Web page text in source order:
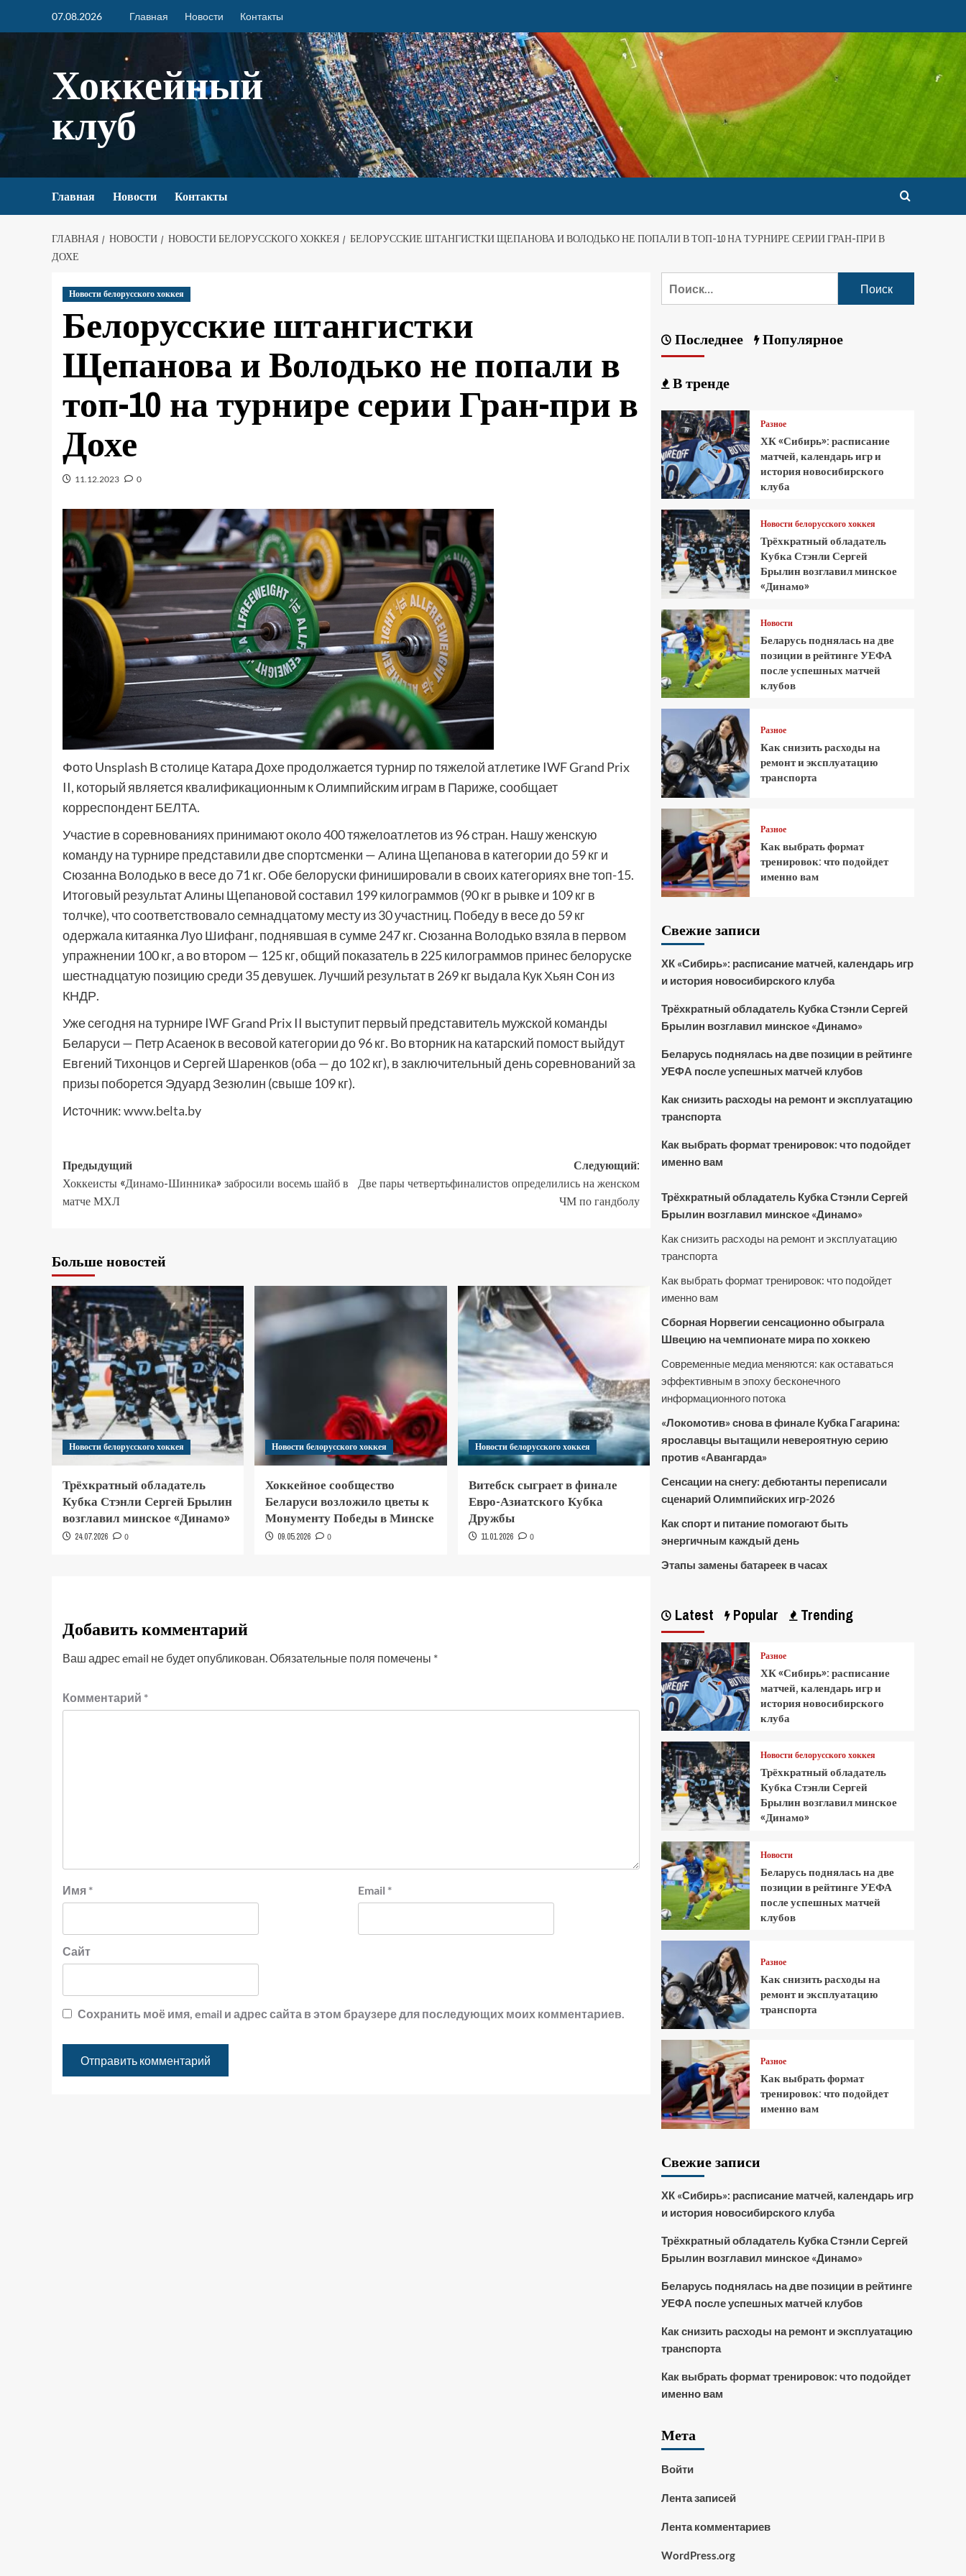
07.08.2026 Главная Новости Контакты
Хоккейный
клуб
Главная Новости Контакты
ГЛАВНАЯ НОВОСТИ НОВОСТИ БЕЛОРУССКОГО ХОККЕЯ
БЕЛОРУССКИЕ ШТАНГИСТКИ ЩЕПАНОВА И ВОЛОДЬКО НЕ ПОПАЛИ В ТОП-10 НА ТУРНИРЕ СЕРИИ ГРАН-ПРИ В
ДОХЕ
Новости белорусского хоккея
Белорусские штангистки
Щепанова и Володько не попали в
топ-10 на турнире серии Гран-при в
Дохе
11.12.2023 0
Фото Unsplash В столице Катара Дохе продолжается турнир по тяжелой атлетике IWF Grand Prix
II, который является квалификационным к Олимпийским играм в Париже, сообщает
корреспондент БЕЛТА.
Участие в соревнованиях принимают около 400 тяжелоатлетов из 96 стран. Нашу женскую
команду на турнире представили две спортсменки — Алина Щепанова в категории до 59 кг и
Сюзанна Володько в весе до 71 кг. Обе белоруски финишировали в своих категориях вне топ-15.
Итоговый результат Алины Щепановой составил 199 килограммов (90 кг в рывке и 109 кг в
толчке), что соответствовало семнадцатому месту из 30 участниц. Победу в весе до 59 кг
одержала китаянка Луо Шифанг, поднявшая в сумме 247 кг. Сюзанна Володько взяла в первом
упражнении 100 кг, а во втором — 125 кг, общий показатель в 225 килограммов принес белоруске
шестнадцатую позицию среди 35 девушек. Лучший результат в 269 кг выдала Кук Хьян Сон из
КНДР.
Уже сегодня на турнире IWF Grand Prix II выступит первый представитель мужской команды
Беларуси — Петр Асаенок в весовой категории до 96 кг. Во вторник на катарский помост выйдут
Евгений Тихонцов и Сергей Шаренков (оба — до 102 кг), в заключительный день соревнований за
призы поборется Эдуард Зезюлин (свыше 109 кг).
Источник:www.belta.by
Предыдущий
Хоккеисты «Динамо-Шинника» забросили восемь шайб в
матче МХЛ
Следующий:
Две пары четвертьфиналистов определились на женском
ЧМ по гандболу
Больше новостей
Новости белорусского хоккея
Трёхкратный обладатель
Кубка Стэнли Сергей Брылин
возглавил минское «Динамо»
24.07.2026 0
Новости белорусского хоккея
Хоккейное сообщество
Беларуси возложило цветы к
Монументу Победы в Минске
09.05.2026 0
Новости белорусского хоккея
Витебск сыграет в финале
Евро-Азиатского Кубка
Дружбы
11.01.2026 0
Добавить комментарий
Ваш адрес email не будет опубликован.Обязательные поля помечены *
Комментарий *
Имя * Email *
Сайт
Сохранить моё имя, email и адрес сайта в этом браузере для последующих моих комментариев.
Последнее Популярное
В тренде
Разное
ХК «Сибирь»: расписание
матчей, календарь игр и
история новосибирского
клуба
Новости белорусского хоккея
Трёхкратный обладатель
Кубка Стэнли Сергей
Брылин возглавил минское
«Динамо»
Новости
Беларусь поднялась на две
позиции в рейтинге УЕФА
после успешных матчей
клубов
Разное
Как снизить расходы на
ремонт и эксплуатацию
транспорта
Разное
Как выбрать формат
тренировок: что подойдет
именно вам
Свежие записи
ХК «Сибирь»: расписание матчей, календарь игр
и история новосибирского клуба
Трёхкратный обладатель Кубка Стэнли Сергей
Брылин возглавил минское «Динамо»
Беларусь поднялась на две позиции в рейтинге
УЕФА после успешных матчей клубов
Как снизить расходы на ремонт и эксплуатацию
транспорта
Как выбрать формат тренировок: что подойдет
именно вам
Трёхкратный обладатель Кубка Стэнли Сергей
Брылин возглавил минское «Динамо»
Как снизить расходы на ремонт и эксплуатацию
транспорта
Как выбрать формат тренировок: что подойдет
именно вам
Сборная Норвегии сенсационно обыграла
Швецию на чемпионате мира по хоккею
Современные медиа меняются: как оставаться
эффективным в эпоху бесконечного
информационного потока
«Локомотив» снова в финале Кубка Гагарина:
ярославцы вытащили невероятную серию
против «Авангарда»
Сенсации на снегу: дебютанты переписали
сценарий Олимпийских игр-2026
Как спорт и питание помогают быть
энергичным каждый день
Этапы замены батареек в часах
Latest Popular Trending
Разное
ХК «Сибирь»: расписание
матчей, календарь игр и
история новосибирского
клуба
Новости белорусского хоккея
Трёхкратный обладатель
Кубка Стэнли Сергей
Брылин возглавил минское
«Динамо»
Новости
Беларусь поднялась на две
позиции в рейтинге УЕФА
после успешных матчей
клубов
Разное
Как снизить расходы на
ремонт и эксплуатацию
транспорта
Разное
Как выбрать формат
тренировок: что подойдет
именно вам
Свежие записи
ХК «Сибирь»: расписание матчей, календарь игр
и история новосибирского клуба
Трёхкратный обладатель Кубка Стэнли Сергей
Брылин возглавил минское «Динамо»
Беларусь поднялась на две позиции в рейтинге
УЕФА после успешных матчей клубов
Как снизить расходы на ремонт и эксплуатацию
транспорта
Как выбрать формат тренировок: что подойдет
именно вам
Мета
Войти
Лента записей
Лента комментариев
WordPress.org